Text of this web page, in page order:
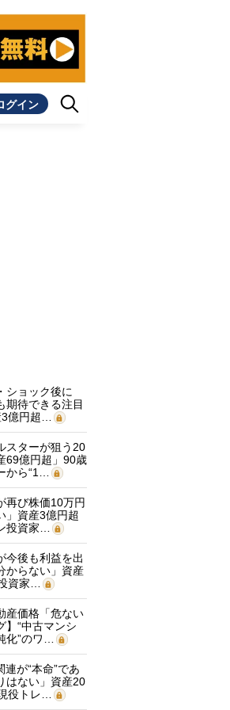
グイン
ショック後に
期待できる注目
億円超…
スターが狙う20
69億円超」90歳
から“1…
再び株価10万円
」資産3億円超
投資家…
今後も利益を出
からない」資産
資家…
産価格「危ない
】“中古マンシ
化”のワ…
連が“本命”であ
はない」資産20
役トレ…